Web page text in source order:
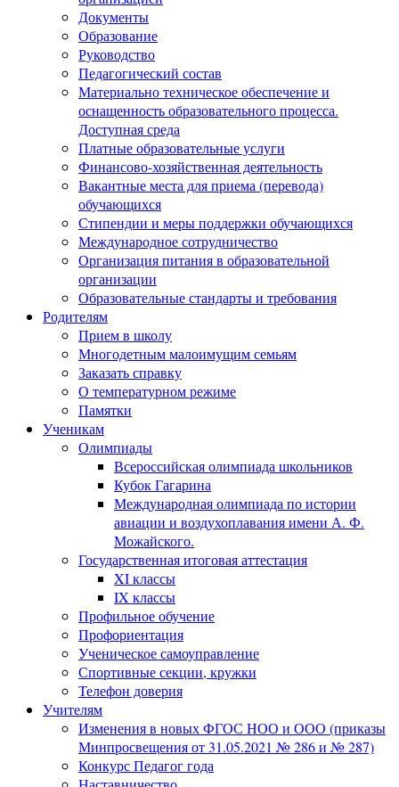
Документы
Образование
Руководство
Педагогический состав
Материально техническое обеспечение и
оснащенность образовательного процесса.
Доступная среда
Платные образовательные услуги
Финансово-хозяйственная деятельность
Вакантные места для приема (перевода)
обучающихся
Стипендии и меры поддержки обучающихся
Международное сотрудничество
Организация питания в образовательной
организации
Образовательные стандарты и требования
Родителям
Прием в школу
Многодетным малоимущим семьям
Заказать справку
О температурном режиме
Памятки
Ученикам
Олимпиады
Всероссийская олимпиада школьников
Кубок Гагарина
Международная олимпиада по истории
авиации и воздухоплавания имени А. Ф.
Можайского.
Государственная итоговая аттестация
XI классы
IX классы
Профильное обучение
Профориентация
Ученическое самоуправление
Спортивные секции, кружки
Телефон доверия
Учителям
Изменения в новых ФГОС НОО и ООО (приказы
Минпросвещения от 31.05.2021 № 286 и № 287)
Конкурс Педагог года